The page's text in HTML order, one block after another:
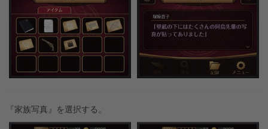
『家族写真』を選択する。